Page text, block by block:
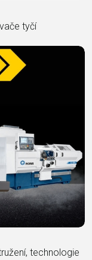
tyčí
technologie